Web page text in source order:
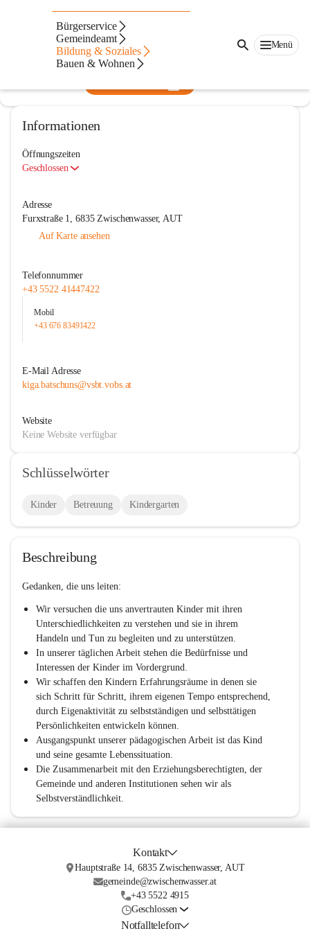
Bürgerservice
Gemeindeamt
Bildung & Soziales
Bauen & Wohnen
Menü
Kindergarten Batschuns
@kindergarten-batschuns
Kindergarten
Informationen
Öffnungszeiten
Geschlossen
Adresse
Furxstraße 1, 6835 Zwischenwasser, AUT
Auf Karte ansehen
Telefonnummer
+43 5522 41447422
Mobil
+43 676 83491422
E-Mail Adresse
kiga.batschuns@vsbt.vobs.at
Website
Keine Website verfügbar
Schlüsselwörter
Kinder Betreuung Kindergarten
Beschreibung
Gedanken, die uns leiten:
Wir versuchen die uns anvertrauten Kinder mit ihren
Unterschiedlichkeiten zu verstehen und sie in ihrem
Handeln und Tun zu begleiten und zu unterstützen.
In unserer täglichen Arbeit stehen die Bedürfnisse und
Interessen der Kinder im Vordergrund.
Wir schaffen den Kindern Erfahrungsräume in denen sie
sich Schritt für Schritt, ihrem eigenen Tempo entsprechend,
durch Eigenaktivität zu selbstständigen und selbsttätigen
Persönlichkeiten entwickeln können.
Ausgangspunkt unserer pädagogischen Arbeit ist das Kind
und seine gesamte Lebenssituation.
Die Zusammenarbeit mit den Erziehungsberechtigten, der
Gemeinde und anderen Institutionen sehen wir als
Selbstverständlichkeit.
Kontakt
Hauptstraße 14, 6835 Zwischenwasser, AUT
gemeinde@zwischenwasser.at
+43 5522 4915
Geschlossen
Notfalltelefon